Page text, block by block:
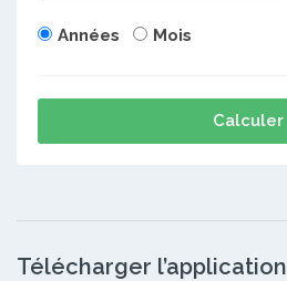
Années Mois
Calculer
Télécharger l’application